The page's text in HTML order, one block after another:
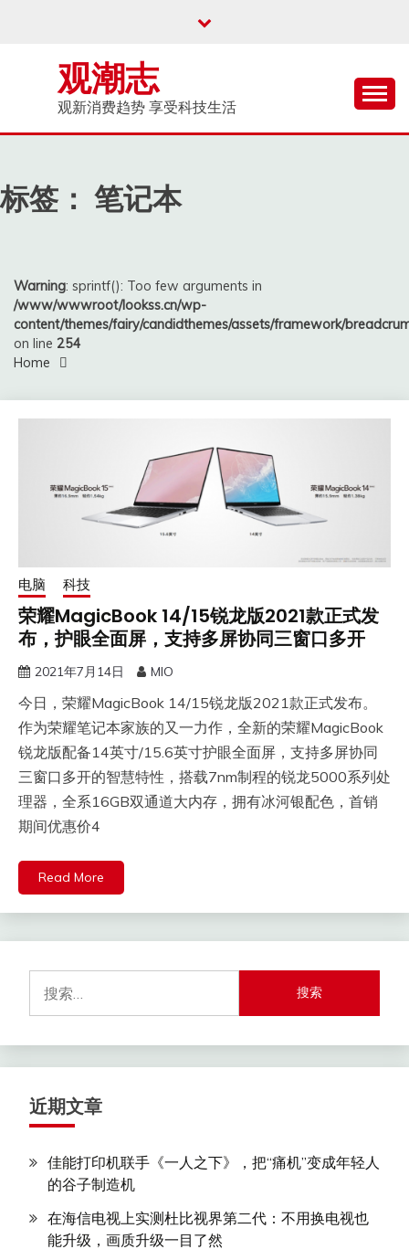
观潮志
观新消费趋势 享受科技生活
标签： 笔记本
Warning: sprintf(): Too few arguments in
/www/wwwroot/lookss.cn/wp-
content/themes/fairy/candidthemes/assets/framework/
on line 254
Home
电脑 科技
荣耀MagicBook 14/15锐龙版2021款正式发
布，护眼全面屏，支持多屏协同三窗口多开
2021年7月14日 MIO
今日，荣耀MagicBook 14/15锐龙版2021款正式发布。
作为荣耀笔记本家族的又一力作，全新的荣耀MagicBook
锐龙版配备14英寸/15.6英寸护眼全面屏，支持多屏协同
三窗口多开的智慧特性，搭载7nm制程的锐龙5000系列处
理器，全系16GB双通道大内存，拥有冰河银配色，首销
期间优惠价4
Read More
索：
近期文章
佳能打印机联手《一人之下》，把“痛机”变成年轻人
的谷子制造机
在海信电视上实测杜比视界第二代：不用换电视也
能升级，画质升级一目了然